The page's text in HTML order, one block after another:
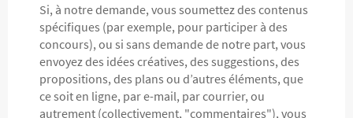
Si, à notre demande, vous soumettez des contenus
spécifiques (par exemple, pour participer à des
concours), ou si sans demande de notre part, vous
envoyez des idées créatives, des suggestions, des
propositions, des plans ou d’autres éléments, que
ce soit en ligne, par e-mail, par courrier, ou
autrement (collectivement, "commentaires"), vous